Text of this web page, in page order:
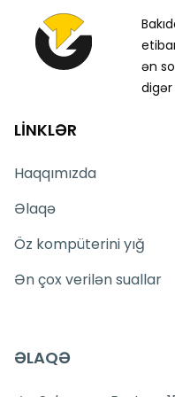
ən
LİNKLƏR
Haqqımızda
Əlaqə
Öz kompüterini yığ
Ən çox verilən suallar
ƏLAQƏ